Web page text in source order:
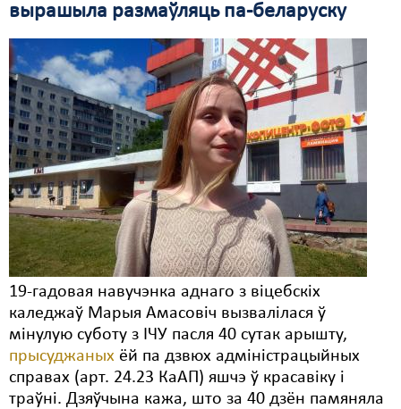
вырашыла размаўляць па-беларуску
19-гадовая навучэнка аднаго з віцебскіх
каледжаў Марыя Амасовіч вызвалілася ў
мінулую суботу з ІЧУ пасля 40 сутак арышту,
прысуджаных ёй па дзвюх адміністрацыйных
справах (арт. 24.23 КаАП) яшчэ ў красавіку і
траўні. Дзяўчына кажа, што за 40 дзён памяняла
Суд
Сьмяротнае пакараньне
Экалёгія
Правы працоўных
Сацыяльныя правы